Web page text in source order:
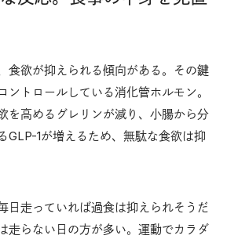
食欲が抑えられる傾向がある。その鍵
ントロールしている消化管ホルモン。
を高めるグレリンが減り、小腸から分
GLP-1が増えるため、無駄な食欲は抑
日走っていれば過食は抑えられそうだ
走らない日の方が多い。運動でカラダ